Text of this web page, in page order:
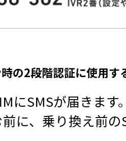
の2段階認証に使用
にSMSが届きます
に、乗り換え前